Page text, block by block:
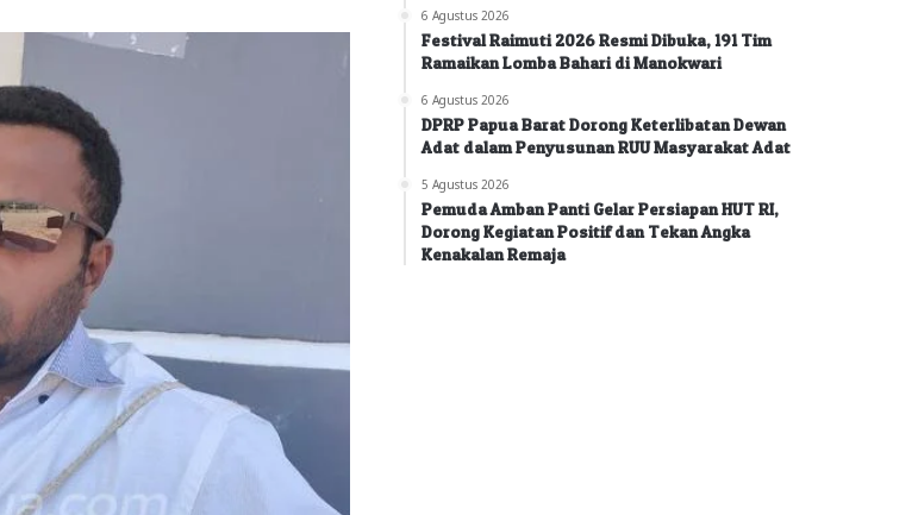
6 Agustus 2026
Festival Raimuti 2026 Resmi Dibuka, 191 Tim
Ramaikan Lomba Bahari di Manokwari
6 Agustus 2026
DPRP Papua Barat Dorong Keterlibatan Dewan
Adat dalam Penyusunan RUU Masyarakat Adat
5 Agustus 2026
Pemuda Amban Panti Gelar Persiapan HUT RI,
Dorong Kegiatan Positif dan Tekan Angka
Kenakalan Remaja